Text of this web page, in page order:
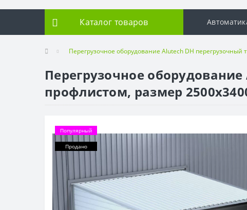
Каталог товаров
Перегрузочное оборудование Alutech DH
Перегрузочное
профлистом, размер
Популярный
Продано